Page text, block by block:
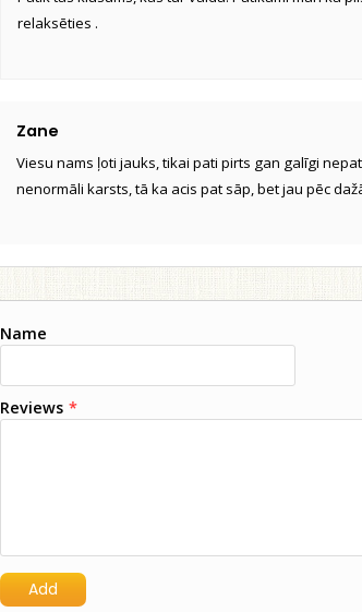
relaksēties .
Zane
Viesu nams ļoti jauks, tikai pati pirts gan galīgi
nenormāli karsts, tā ka acis pat sāp, bet jau pēc
Name
Reviews *